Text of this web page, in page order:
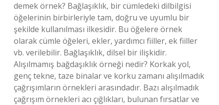
demek örnek? Bağlaşıklık, bir cümledeki dilbilgisi
öğelerinin birbirleriyle tam, doğru ve uyumlu bir
şekilde kullanılması ilkesidir. Bu öğelere örnek
olarak cümle öğeleri, ekler, yardımcı fiiller, ek fiiller
vb. verilebilir. Bağlaşıklık, dilsel bir ilişkidir.
Alışılmamış bağdaşıklık örneği nedir? Korkak yol,
genç tekne, taze binalar ve korku zamanı alışılmadık
çağrışımların örnekleri arasındadır. Bazı alışılmadık
çağrışım örnekleri acı çığlıkları, bulunan fırsatlar ve